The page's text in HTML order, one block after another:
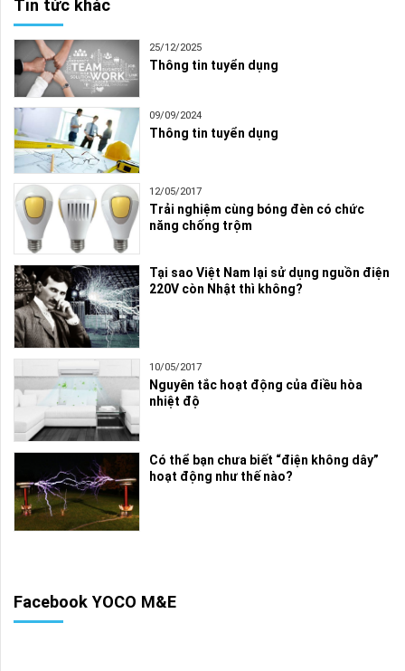
Tin tức khác
25/12/2025
Thông tin tuyển dụng
09/09/2024
Thông tin tuyển dụng
12/05/2017
Trải nghiệm cùng bóng đèn có chức
năng chống trộm
Tại sao Việt Nam lại sử dụng nguồn điện
220V còn Nhật thì không?
10/05/2017
Nguyên tắc hoạt động của điều hòa
nhiệt độ
Có thể bạn chưa biết “điện không dây”
hoạt động như thế nào?
Facebook YOCO M&E